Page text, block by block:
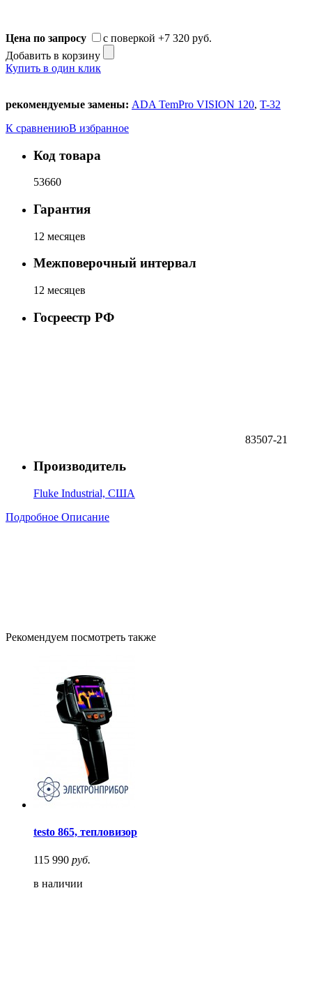
Цена по запросу с поверкой +7 320 руб.
Добавить в корзину
Купить в один клик
рекомендуемые замены: ADA TemPro VISION 120, T-32
К сравнениюВ избранное
Код товара
53660
Гарантия
12 месяцев
Межповерочный интервал
12 месяцев
Госреестр РФ
83507-21
Производитель
Fluke Industrial, США
Подробное Описание
Рекомендуем посмотреть также
testo 865, тепловизор
115 990 руб.
в наличии